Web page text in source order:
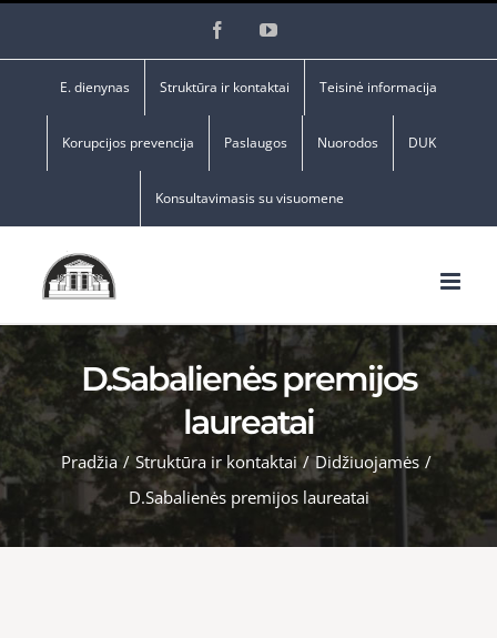
FacebookYouTube
E. dienynas Struktūra ir kontaktai Teisinė informacija
Korupcijos prevencija Paslaugos Nuorodos DUK
Konsultavimasis su visuomene
D.Sabalienės premijos
laureatai
Pradžia / Struktūra ir kontaktai / Didžiuojamės /
D.Sabalienės premijos laureatai